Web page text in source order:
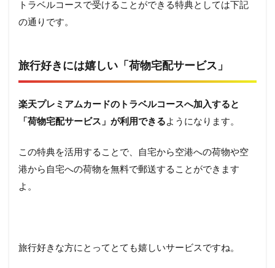
トラベルコースで受けることができる特典としては下記
の通りです。
旅行好きには嬉しい「荷物宅配サービス」
楽天プレミアムカードのトラベルコースへ加入すると
「荷物宅配サービス」が利用できる ようになります。
この特典を活用することで、自宅から空港への荷物や空
港から自宅への荷物を無料で郵送することができます
よ。
旅行好きな方にとってとても嬉しいサービスですね。